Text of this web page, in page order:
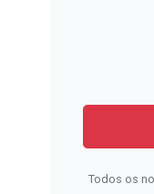
Todos os